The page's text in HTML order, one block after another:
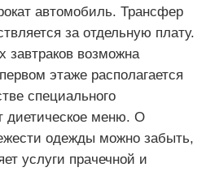
автомобиль. Трансфер
за отдельную плату.
завтраков возможна
этаже располагается
специального
диетическое меню. О
одежды можно забыть,
услуги прачечной и